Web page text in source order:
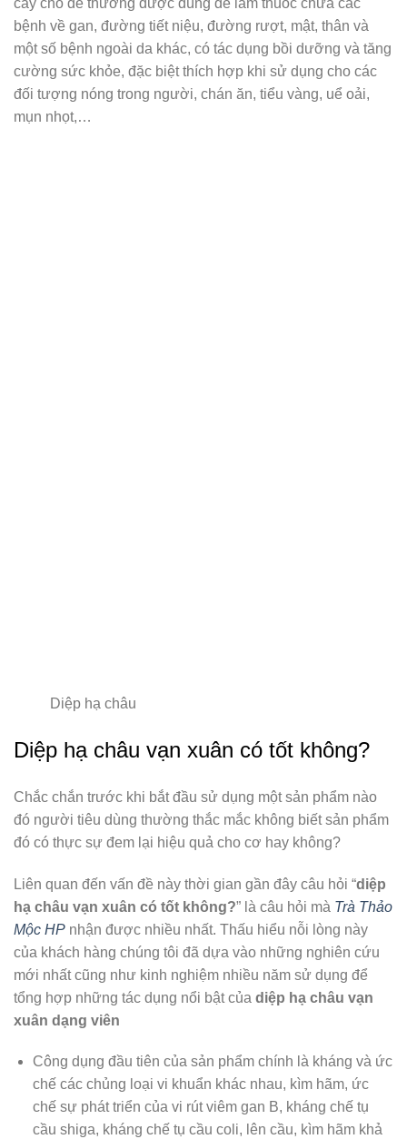
cây chó đẻ thường được dùng để làm thuốc chữa các
bệnh về gan, đường tiết niệu, đường rượt, mật, thân và
một số bệnh ngoài da khác, có tác dụng bồi dưỡng và tăng
cường sức khỏe, đặc biệt thích hợp khi sử dụng cho các
đối tượng nóng trong người, chán ăn, tiểu vàng, uể oải,
mụn nhọt,…
Diệp hạ châu
Diệp hạ châu vạn xuân có tốt không?
Chắc chắn trước khi bắt đầu sử dụng một sản phẩm nào
đó người tiêu dùng thường thắc mắc không biết sản phẩm
đó có thực sự đem lại hiệu quả cho cơ hay không?
Liên quan đến vấn đề này thời gian gần đây câu hỏi “diệp
hạ châu vạn xuân có tốt không?” là câu hỏi mà Trà Thảo
Mộc HP nhận được nhiều nhất. Thấu hiểu nỗi lòng này
của khách hàng chúng tôi đã dựa vào những nghiên cứu
mới nhất cũng như kinh nghiệm nhiều năm sử dụng để
tổng hợp những tác dụng nổi bật của diệp hạ châu vạn
xuân dạng viên
Công dụng đầu tiên của sản phẩm chính là kháng và ức
chế các chủng loại vi khuẩn khác nhau, kìm hãm, ức
chế sự phát triển của vi rút viêm gan B, kháng chế tụ
cầu shiga, kháng chế tụ cầu coli, lên cầu, kìm hãm khả